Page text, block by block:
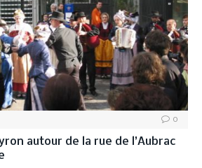
0
autour de la rue de l’Aubrac